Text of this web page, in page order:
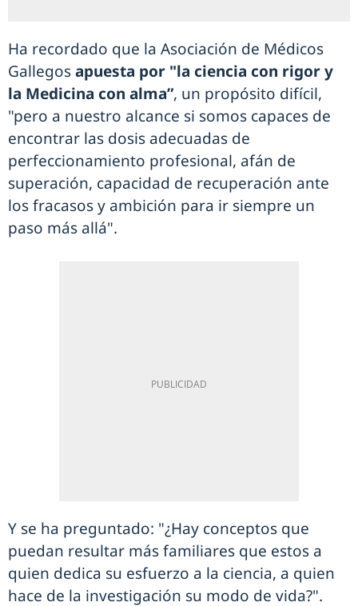
Ha recordado que la Asociación de Médicos
Gallegosapuesta por "la ciencia con rigor y
la Medicina con alma”, un propósito difícil,
"pero a nuestro alcance si somos capaces de
encontrar las dosis adecuadas de
perfeccionamiento profesional, afán de
superación, capacidad de recuperación ante
los fracasos y ambición para ir siempre un
paso más allá".
Y se ha preguntado: "¿Hay conceptos que
puedan resultar más familiares que estos a
quien dedica su esfuerzo a la ciencia, a quien
hace de la investigación su modo de vida?".